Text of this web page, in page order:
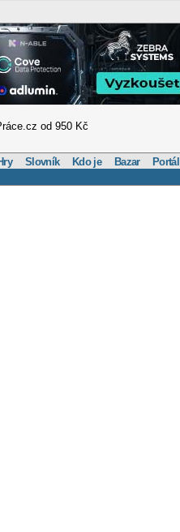
od 950 Kč
Slovník Kdo je Bazar Portál